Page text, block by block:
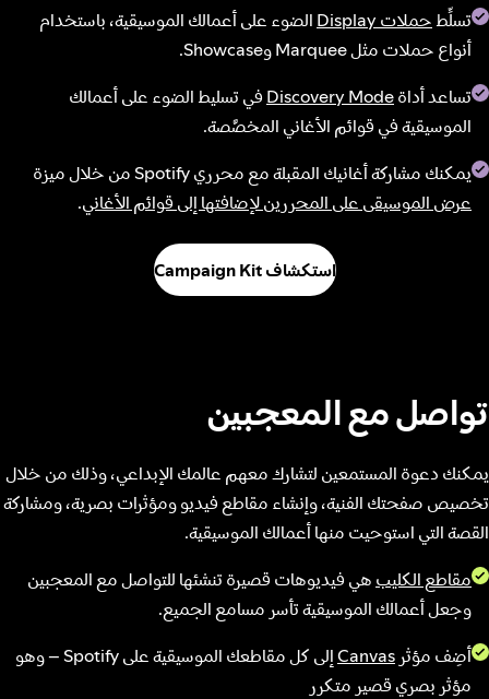
تسلِّط حملات Display
الضوء على أعمالك الموسيقية، باستخدام
أنواع حملات مثل Marquee وShowcase.
تساعد أداةDiscovery Mode في تسليط الضوء على أعمالك
الموسيقية في قوائم الأغاني المخصَّصة.
يمكنك مشاركة أغانيك المقبلة مع محرري Spotify من خلال ميزة
عرض الموسيقى على المحررين لإضافتها إلى قوائم الأغاني.
استكشاف Campaign Kit
تواصل مع المعجبين
يمكنك دعوة المستمعين لتشارك معهم عالمك الإبداعي، وذلك من خلال
تخصيص صفحتك الفنية، وإنشاء مقاطع فيديو ومؤثرات بصرية، ومشاركة
القصة التي استوحيت منها أعمالك الموسيقية.
مقاطع الكليب هي فيديوهات قصيرة تنشئها للتواصل مع المعجبين
وجعل أعمالك الموسيقية تأسر مسامع الجميع.
أضِف مؤثر Canvas
إلى كل مقاطعك الموسيقية على Spotify – وهو
مؤثر بصري قصير متكرر